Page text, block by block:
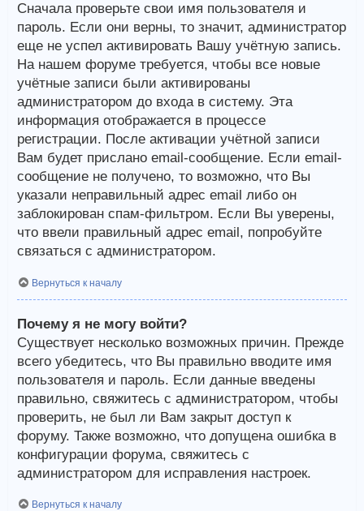
Сначала проверьте свои имя пользователя и
пароль. Если они верны, то значит, администратор
еще не успел активировать Вашу учётную запись.
На нашем форуме требуется, чтобы все новые
учётные записи были активированы
администратором до входа в систему. Эта
информация отображается в процессе
регистрации. После активации учётной записи
Вам будет прислано email-сообщение. Если email-
сообщение не получено, то возможно, что Вы
указали неправильный адрес email либо он
заблокирован спам-фильтром. Если Вы уверены,
что ввели правильный адрес email, попробуйте
связаться с администратором.
Вернуться к началу
Почему я не могу войти?
Существует несколько возможных причин. Прежде
всего убедитесь, что Вы правильно вводите имя
пользователя и пароль. Если данные введены
правильно, свяжитесь с администратором, чтобы
проверить, не был ли Вам закрыт доступ к
форуму. Также возможно, что допущена ошибка в
конфигурации форума, свяжитесь с
администратором для исправления настроек.
Вернуться к началу